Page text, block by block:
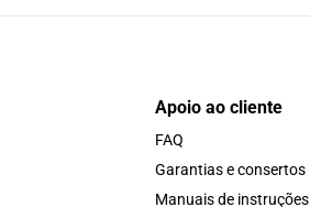
Apoio ao cliente
FAQ
Garantias e consertos
Manuais de instruções